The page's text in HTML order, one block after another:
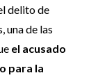
delito de
una de las
el acusado
para la